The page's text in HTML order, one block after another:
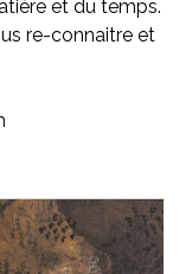
et du temps.
re-connaitre et